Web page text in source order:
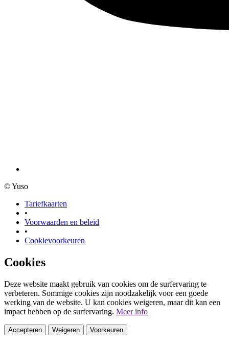
© Yuso
Tariefkaarten
•
Voorwaarden en beleid
•
Cookievoorkeuren
Cookies
Deze website maakt gebruik van cookies om de surfervaring te
verbeteren. Sommige cookies zijn noodzakelijk voor een goede
werking van de website. U kan cookies weigeren, maar dit kan een
impact hebben op de surfervaring. Meer info
Accepteren Weigeren Voorkeuren